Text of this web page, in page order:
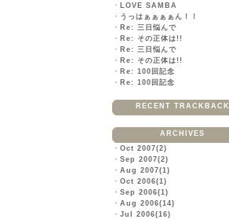
・ LOVE SAMBA
・ うっはぁぁぁぁん！！
・ Re: 三日悩んで
・ Re: その正体は!!
・ Re: 三日悩んで
・ Re: その正体は!!
・ Re: 100回記念
・ Re: 100回記念
RECENT TRACKBACK
ARCHIVES
・ Oct 2007(2)
・ Sep 2007(2)
・ Aug 2007(1)
・ Oct 2006(1)
・ Sep 2006(1)
・ Aug 2006(14)
・ Jul 2006(16)